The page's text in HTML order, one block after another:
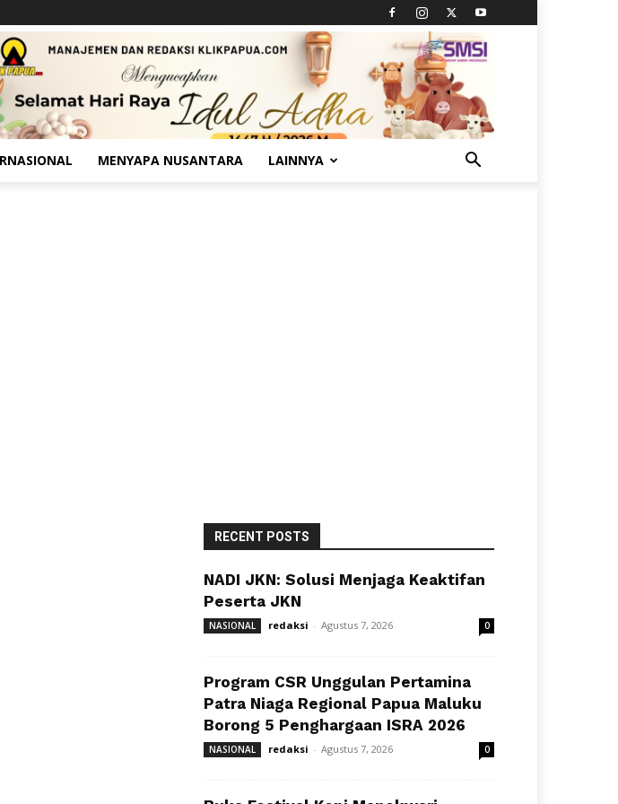
MENYAPA NUSANTARA LAINNYA
RECENT POSTS
NADI JKN: Solusi Menjaga Keaktifan
Peserta JKN
NASIONAL redaksi - Agustus 7, 2026 0
Program CSR Unggulan Pertamina
Patra Niaga Regional Papua Maluku
Borong 5 Penghargaan ISRA 2026
NASIONAL redaksi - Agustus 7, 2026 0